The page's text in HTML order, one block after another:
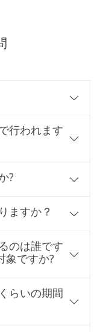
行われます
?
ますか？
のは誰です
象ですか?
らいの期間